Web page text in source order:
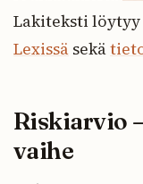
Lakiteksti löytyy
Lexissä sekä
Riskiarvio
vaihe